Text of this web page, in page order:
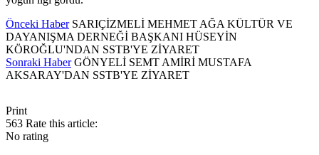
Önceki Haber SARIÇİZMELİ MEHMET AĞA KÜLTÜR VE
DAYANIŞMA DERNEĞİ BAŞKANI HÜSEYİN
KÖROĞLU'NDAN SSTB'YE ZİYARET
Sonraki Haber GÖNYELİ SEMT AMİRİ MUSTAFA
AKSARAY'DAN SSTB'YE ZİYARET
Print
563 Rate this article:
No rating